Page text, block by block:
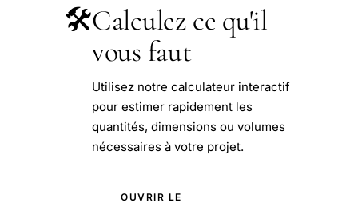
🛠️Calculez ce qu'il
vous faut
Utilisez notre calculateur interactif
pour estimer rapidement les
quantités, dimensions ou volumes
nécessaires à votre projet.
OUVRIR LE